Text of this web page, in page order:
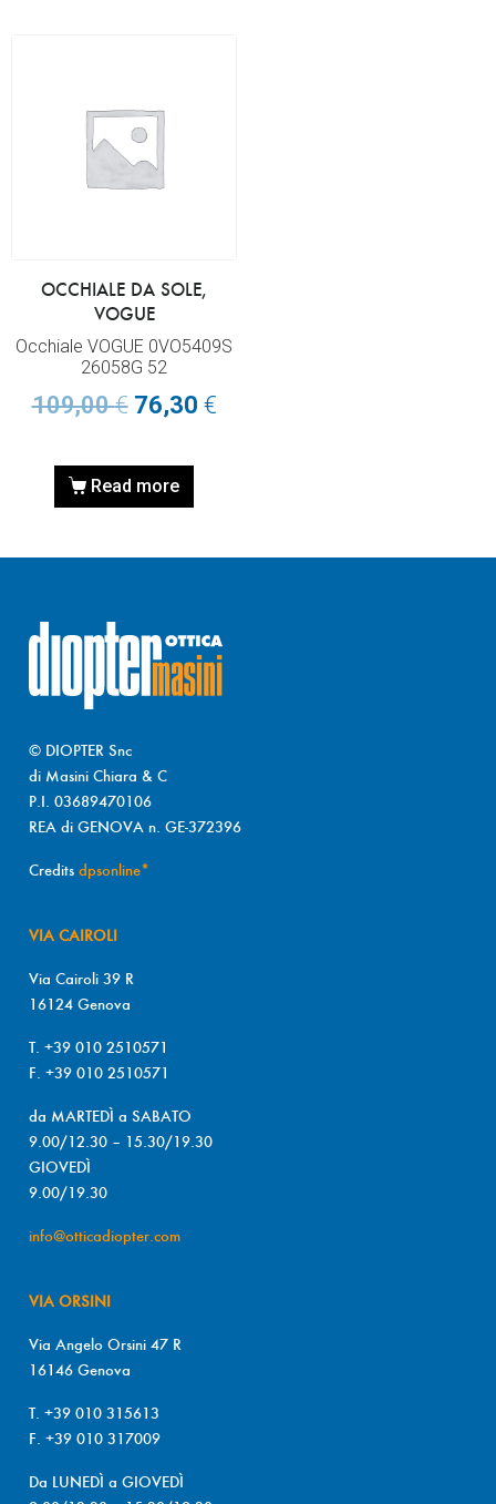
OCCHIALE DA SOLE,
VOGUE
Occhiale VOGUE 0VO5409S
26058G 52
109,00€ 76,30 €
Read more
© DIOPTER Snc
di Masini Chiara & C
P.I. 03689470106
REA di GENOVA n. GE-372396
Credits dpsonline*
VIA CAIROLI
Via Cairoli 39 R
16124 Genova
T. +39 010 2510571
F. +39 010 2510571
da MARTEDÌ a SABATO
9.00/12.30 – 15.30/19.30
GIOVEDÌ
9.00/19.30
info@otticadiopter.com
VIA ORSINI
Via Angelo Orsini 47 R
16146 Genova
T. +39 010 315613
F. +39 010 317009
Da LUNEDÌ a GIOVEDÌ